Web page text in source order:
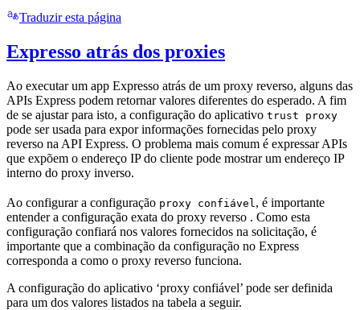
Traduzir esta página
Expresso atrás dos proxies
Ao executar um app Expresso atrás de um proxy reverso, alguns das
APIs Express podem retornar valores diferentes do esperado. A fim
de se ajustar para isto, a configuração do aplicativo trust proxy
pode ser usada para expor informações fornecidas pelo proxy
reverso na API Express. O problema mais comum é expressar APIs
que expõem o endereço IP do cliente pode mostrar um endereço IP
interno do proxy inverso.
Ao configurar a configuração proxy confiável , é importante
entender a configuração exata do proxy reverso . Como esta
configuração confiará nos valores fornecidos na solicitação, é
importante que a combinação da configuração no Express
corresponda a como o proxy reverso funciona.
A configuração do aplicativo ‘proxy confiável’ pode ser definida
para um dos valores listados na tabela a seguir.